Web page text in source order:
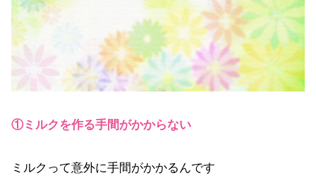
①ミルクを作る手間がかからない
ミルクって意外に手間がかかるんです